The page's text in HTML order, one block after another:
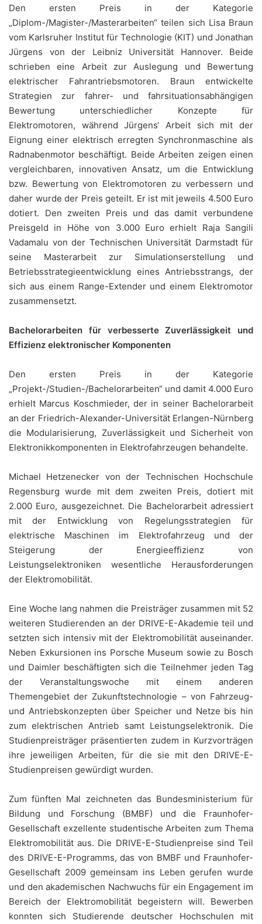
Den ersten Preis in der Kategorie
„Diplom-/Magister-/Masterarbeiten“ teilen sich Lisa Braun
vom Karlsruher Institut für Technologie (KIT) und Jonathan
Jürgens von der Leibniz Universität Hannover. Beide
schrieben eine Arbeit zur Auslegung und Bewertung
elektrischer Fahrantriebsmotoren. Braun entwickelte
Strategien zur fahrer- und fahrsituationsabhängigen
Bewertung unterschiedlicher Konzepte für
Elektromotoren, während Jürgens‘ Arbeit sich mit der
Eignung einer elektrisch erregten Synchronmaschine als
Radnabenmotor beschäftigt. Beide Arbeiten zeigen einen
vergleichbaren, innovativen Ansatz, um die Entwicklung
bzw. Bewertung von Elektromotoren zu verbessern und
daher wurde der Preis geteilt. Er ist mit jeweils 4.500 Euro
dotiert. Den zweiten Preis und das damit verbundene
Preisgeld in Höhe von 3.000 Euro erhielt Raja Sangili
Vadamalu von der Technischen Universität Darmstadt für
seine Masterarbeit zur Simulationserstellung und
Betriebsstrategieentwicklung eines Antriebsstrangs, der
sich aus einem Range-Extender und einem Elektromotor
zusammensetzt.
Bachelorarbeiten für verbesserte Zuverlässigkeit und
Effizienz elektronischer Komponenten
Den ersten Preis in der Kategorie
„Projekt-/Studien-/Bachelorarbeiten“ und damit 4.000 Euro
erhielt Marcus Koschmieder, der in seiner Bachelorarbeit
an der Friedrich-Alexander-Universität Erlangen-Nürnberg
die Modularisierung, Zuverlässigkeit und Sicherheit von
Elektronikkomponenten in Elektrofahrzeugen behandelte.
Michael Hetzenecker von der Technischen Hochschule
Regensburg wurde mit dem zweiten Preis, dotiert mit
2.000 Euro, ausgezeichnet. Die Bachelorarbeit adressiert
mit der Entwicklung von Regelungsstrategien für
elektrische Maschinen im Elektrofahrzeug und der
Steigerung der Energieeffizienz von
Leistungselektroniken wesentliche Herausforderungen
der Elektromobilität.
Eine Woche lang nahmen die Preisträger zusammen mit 52
weiteren Studierenden an der DRIVE-E-Akademie teil und
setzten sich intensiv mit der Elektromobilität auseinander.
Neben Exkursionen ins Porsche Museum sowie zu Bosch
und Daimler beschäftigten sich die Teilnehmer jeden Tag
der Veranstaltungswoche mit einem anderen
Themengebiet der Zukunftstechnologie – von Fahrzeug-
und Antriebskonzepten über Speicher und Netze bis hin
zum elektrischen Antrieb samt Leistungselektronik. Die
Studienpreisträger präsentierten zudem in Kurzvorträgen
ihre jeweiligen Arbeiten, für die sie mit den DRIVE-E-
Studienpreisen gewürdigt wurden.
Zum fünften Mal zeichneten das Bundesministerium für
Bildung und Forschung (BMBF) und die Fraunhofer-
Gesellschaft exzellente studentische Arbeiten zum Thema
Elektromobilität aus. Die DRIVE-E-Studienpreise sind Teil
des DRIVE-E-Programms, das von BMBF und Fraunhofer-
Gesellschaft 2009 gemeinsam ins Leben gerufen wurde
und den akademischen Nachwuchs für ein Engagement im
Bereich der Elektromobilität begeistern will. Bewerben
konnten sich Studierende deutscher Hochschulen mit